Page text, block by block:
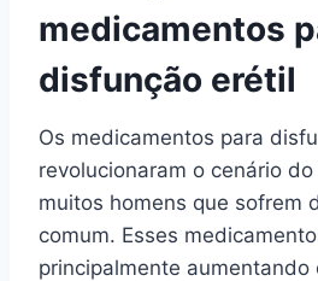
medicamentos
disfunção erétil
Os medicamentos para
revolucionaram o cenário
muitos homens que sofrem
comum. Esses
principalmente aumentando